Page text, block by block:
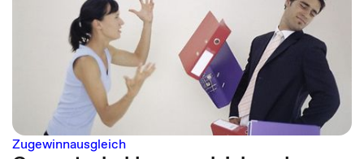
Zugewinnausgleich